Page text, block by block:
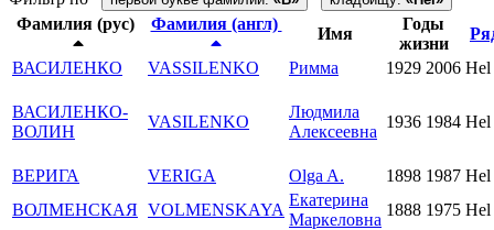
Фамилия (рус) Фамилия (англ)
Имя
Годы
жизни
ВАСИЛЕНКО
VASSILENKO Римма 1929 2006 Hel
ВАСИЛЕНКО-
ВОЛИН
VASILENKO
Людмила
Алексеевна
1936 1984 Hel
ВЕРИГА VERIGA Olga A. 1898 1987 Hel
ВОЛМЕНСКАЯ VOLMENSKAYA
Екатерина
Маркеловна
1888 1975 Hel